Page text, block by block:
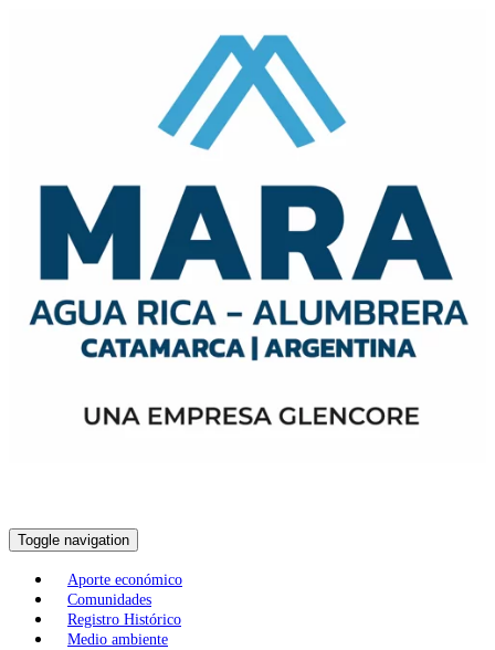
Toggle navigation
Aporte económico
Comunidades
Registro Histórico
Medio ambiente